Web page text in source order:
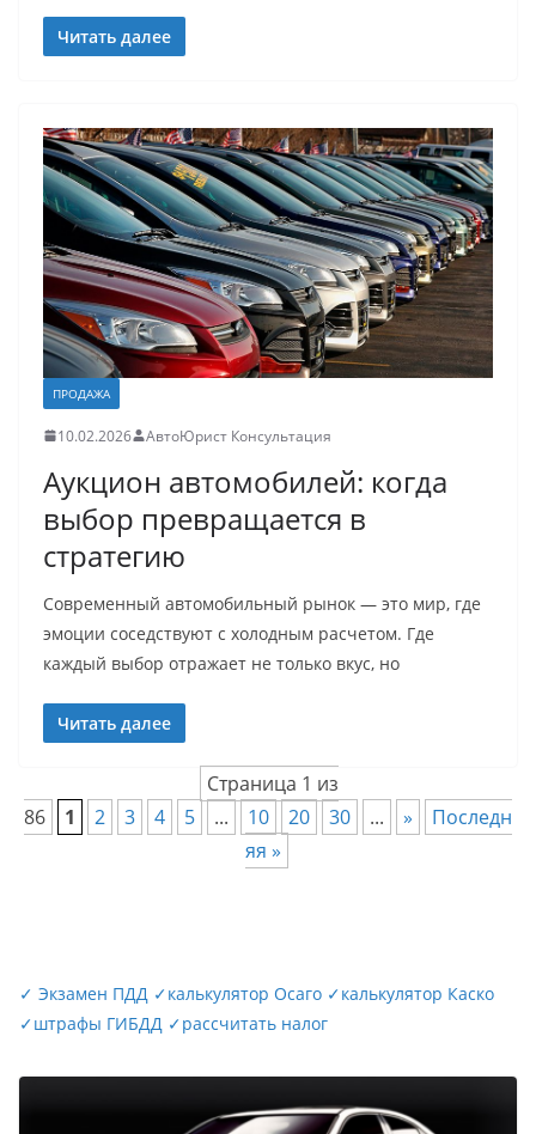
Читать далее
ПРОДАЖА
10.02.2026 АвтоЮрист Консультация
Аукцион автомобилей: когда
выбор превращается в
стратегию
Современный автомобильный рынок — это мир, где
эмоции соседствуют с холодным расчетом. Где
каждый выбор отражает не только вкус, но
Читать далее
Страница 1 из
86
1 2 3 4 5 ... 10 20 30 ... »
Последн
яя »
✓ Экзамен ПДД ✓калькулятор Осаго ✓калькулятор Каско
✓штрафы ГИБДД ✓рассчитать налог